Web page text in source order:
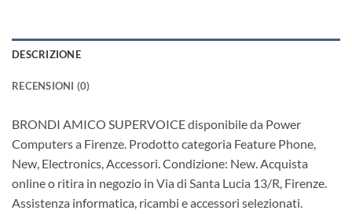
DESCRIZIONE
RECENSIONI (0)
BRONDI AMICO SUPERVOICE disponibile da Power
Computers a Firenze. Prodotto categoria Feature Phone,
New, Electronics, Accessori. Condizione: New. Acquista
online o ritira in negozio in Via di Santa Lucia 13/R, Firenze.
Assistenza informatica, ricambi e accessori selezionati.